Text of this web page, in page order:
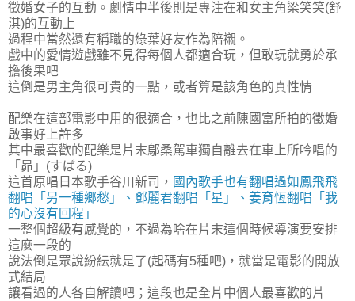
徵婚女子的互動。劇情中半後則是專注在和女主角梁笑笑(舒
淇)的互動上
過程中當然還有稱職的綠葉好友作為陪襯。
戲中的愛情遊戲雖不見得每個人都適合玩，但敢玩就勇於承
擔後果吧
這倒是男主角很可貴的一點，或者算是該角色的真性情
配樂在這部電影中用的很適合，也比之前陳國富所拍的徵婚
啟事好上許多
其中最喜歡的配樂是片末鄔桑駕車獨自離去在車上所吟唱的
「昴」(すばる)
這首原唱日本歌手谷川新司， 國內歌手也有翻唱過如鳳飛飛
翻唱「另一種鄉愁」、鄧麗君翻唱「星」、姜育恆翻唱「我
的心沒有回程」
一整個超級有感覺的，不過為啥在片末這個時候導演要安排
這麼一段的
說法倒是眾說紛紜就是了(起碼有5種吧)，就當是電影的開放
式結局
讓看過的人各自解讀吧；這段也是全片中個人最喜歡的片